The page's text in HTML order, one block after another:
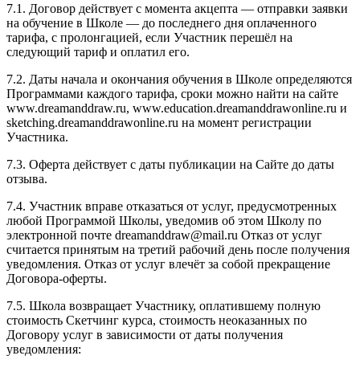
7.1. Договор действует с момента акцепта — отправки заявки
на обучение в Школе — до последнего дня оплаченного
тарифа, с пролонгацией, если Участник перешёл на
следующий тариф и оплатил его.
7.2. Даты начала и окончания обучения в Школе определяются
Программами каждого тарифа, сроки можно найти на сайте
www.dreamanddraw.ru, www.education.dreamanddrawonline.ru и
sketching.dreamanddrawonline.ru на момент регистрации
Участника.
7.3. Оферта действует с даты публикации на Сайте до даты
отзыва.
7.4. Участник вправе отказаться от услуг, предусмотренных
любой Программой Школы, уведомив об этом Школу по
электронной почте dreamanddraw@mail.ru Отказ от услуг
считается принятым на третий рабочий день после получения
уведомления. Отказ от услуг влечёт за собой прекращение
Договора-оферты.
7.5. Школа возвращает Участнику, оплатившему полную
стоимость Скетчинг курса, стоимость неоказанных по
Договору услуг в зависимости от даты получения
уведомления: